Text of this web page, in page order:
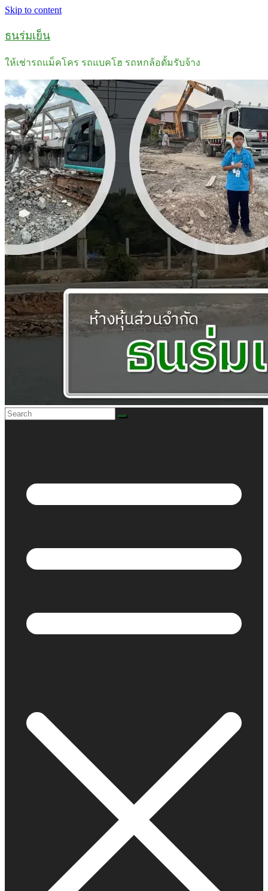
Skip to content
ธนร่มเย็น
ให้เช่ารถแม็คโคร รถแบคโฮ รถหกล้อดั้มรับจ้าง